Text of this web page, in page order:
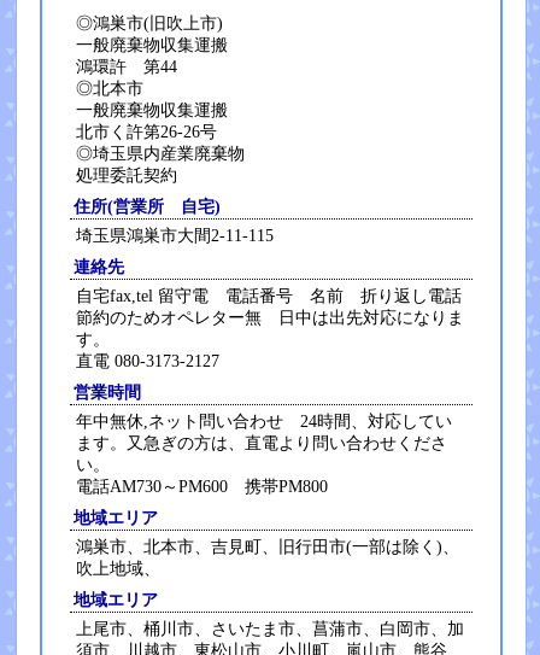
◎鴻巣市(旧吹上市)
一般廃棄物収集運搬
鴻環許 第44
◎北本市
一般廃棄物収集運搬
北市く許第26-26号
◎埼玉県内産業廃棄物
処理委託契約
住所(営業所 自宅)
埼玉県鴻巣市大間2-11-115
連絡先
自宅fax,tel 留守電 電話番号 名前 折り返し電話
節約のためオペレター無 日中は出先対応になりま
す。
直電 080-3173-2127
営業時間
年中無休,ネット問い合わせ 24時間、対応してい
ます。又急ぎの方は、直電より問い合わせくださ
い。
電話AM730～PM600 携帯PM800
地域エリア
鴻巣市、北本市、吉見町、旧行田市(一部は除く)、
吹上地域、
地域エリア
上尾市、桶川市、さいたま市、菖蒲市、白岡市、加
須市、川越市、東松山市、小川町、嵐山市、熊谷